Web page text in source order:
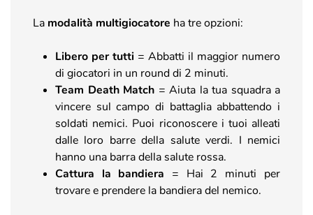
La modalità multigiocatore ha tre opzioni:
Libero per tutti = Abbatti il maggior numero
di giocatori in un round di 2 minuti.
Team Death Match = Aiuta la tua squadra a
vincere sul campo di battaglia abbattendo i
soldati nemici. Puoi riconoscere i tuoi alleati
dalle loro barre della salute verdi. I nemici
hanno una barra della salute rossa.
Cattura la bandiera = Hai 2 minuti per
trovare e prendere la bandiera del nemico.